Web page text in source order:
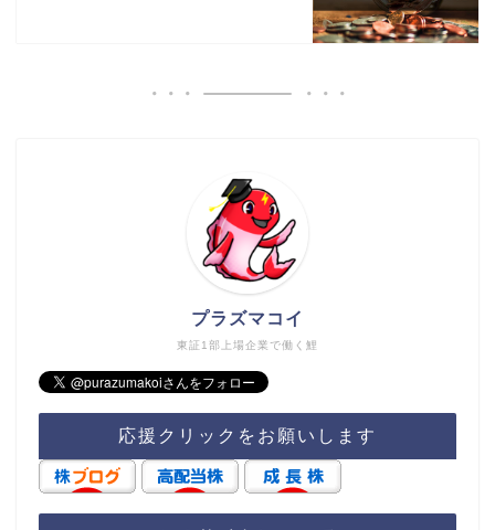
東証1部上場企業で働く鯉
プラズマコイ
応援クリックをお願いします